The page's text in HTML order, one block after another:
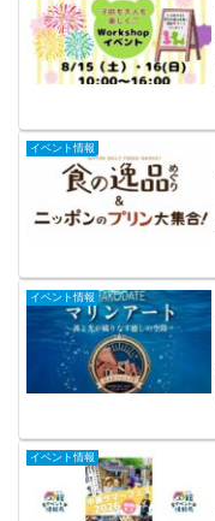
イベント情報
イベント情報
イベント情報